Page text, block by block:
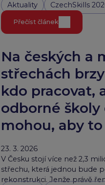
Aktuality
CzechSkills
Přečíst článek
Na českých a
střechách
kdo pracovat,
odborné školy
mohou, aby
23. 3. 2026
V Česku stojí více než 2,3
střechu, která jednou bude
rekonstrukci. Jenže právě